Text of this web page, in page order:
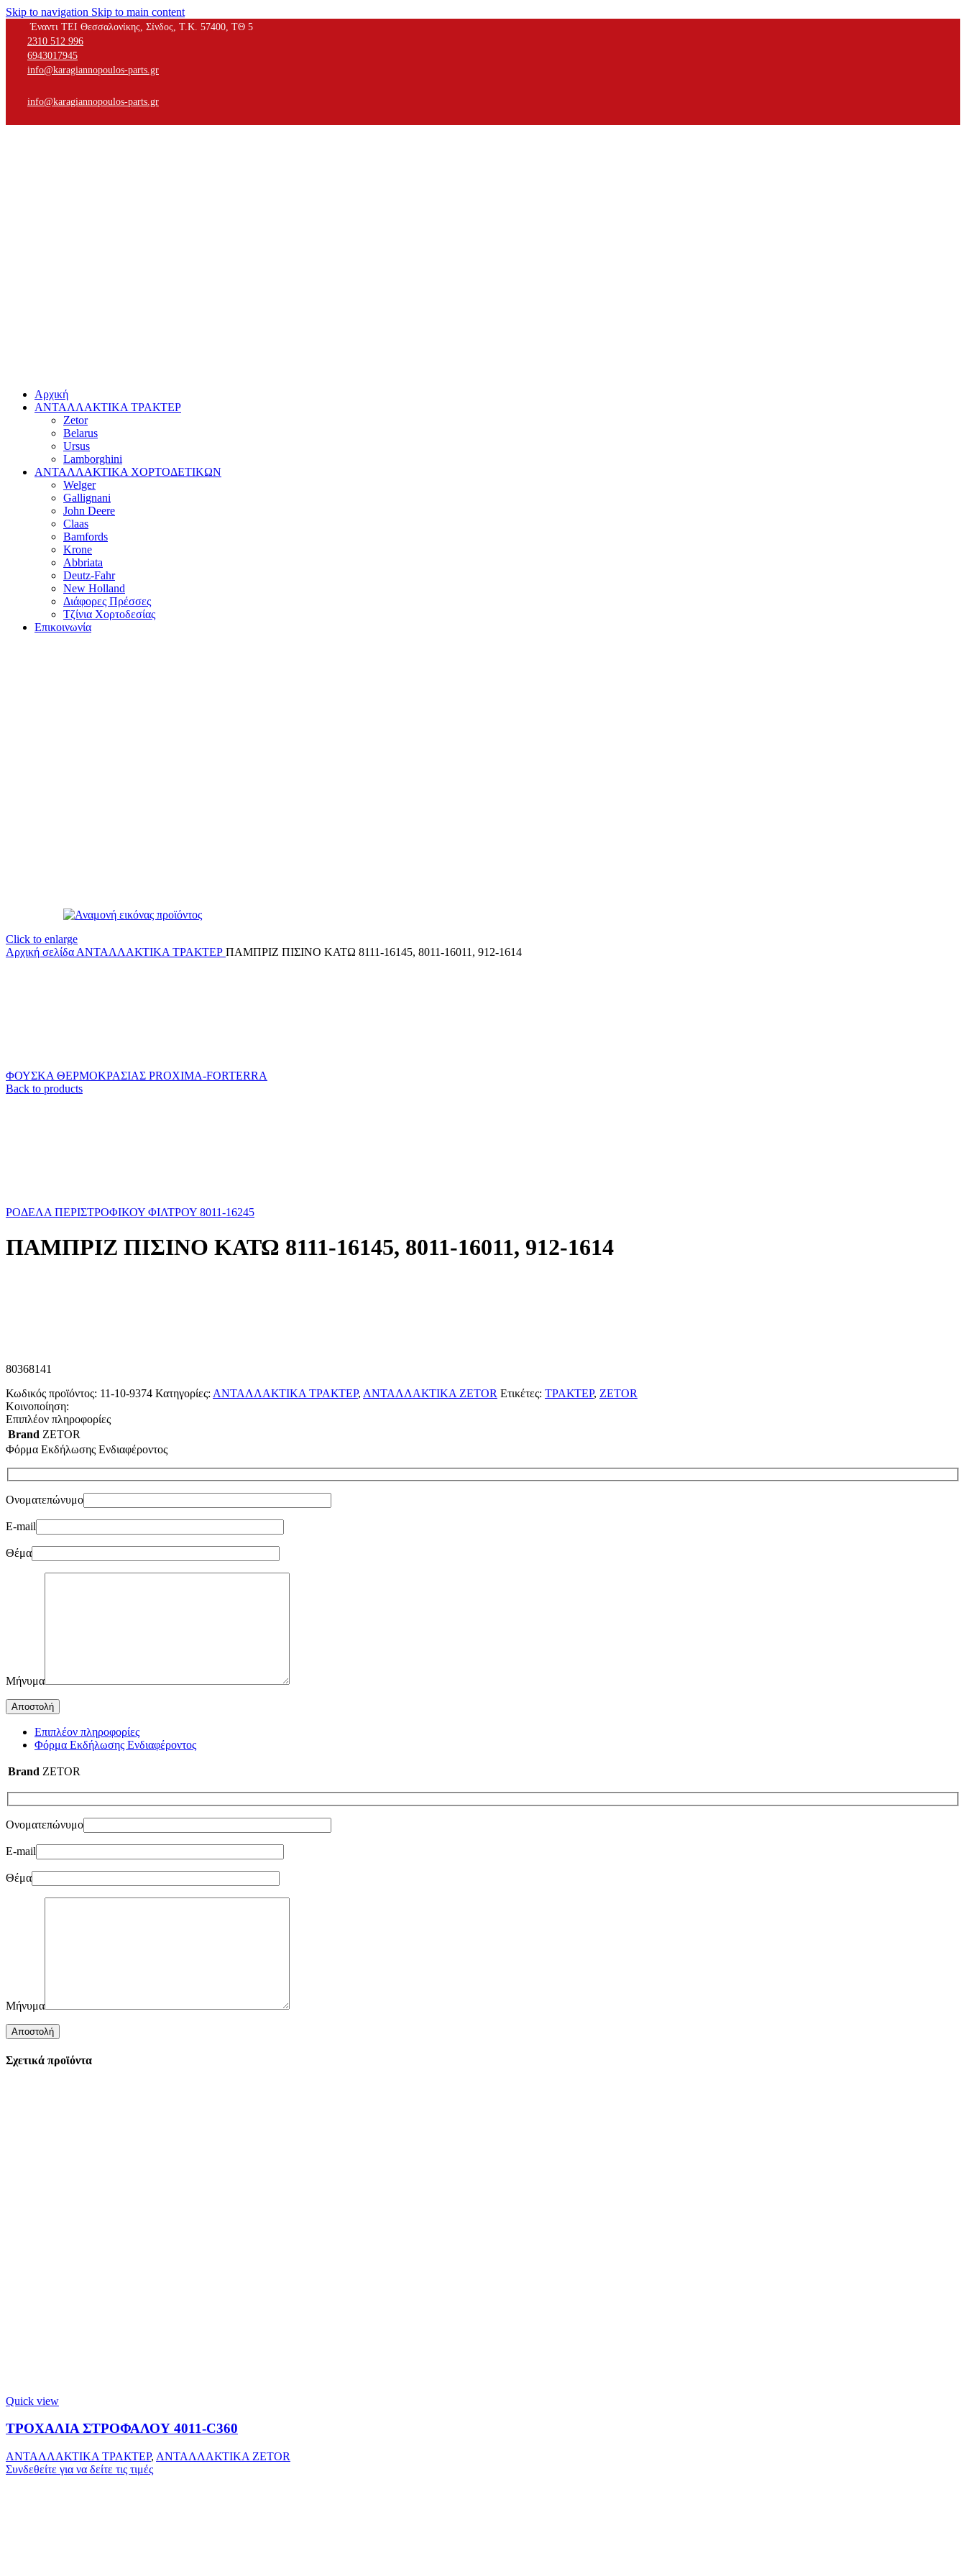
Skip to navigation Skip to main content
Έναντι ΤΕΙ Θεσσαλονίκης, Σίνδος, Τ.Κ. 57400, ΤΘ 5
2310 512 996
6943017945
info@karagiannopoulos-parts.gr
info@karagiannopoulos-parts.gr
Αρχική
ΑΝΤΑΛΛΑΚΤΙΚΑ ΤΡΑΚΤΕΡ
Zetor
Belarus
Ursus
Lamborghini
ΑΝΤΑΛΛΑΚΤΙΚΑ ΧΟΡΤΟΔΕΤΙΚΩΝ
Welger
Gallignani
John Deere
Claas
Bamfords
Krone
Abbriata
Deutz-Fahr
New Holland
Διάφορες Πρέσσες
Τζίνια Χορτοδεσίας
Επικοινωνία
Click to enlarge
Αρχική σελίδα ΑΝΤΑΛΛΑΚΤΙΚΑ ΤΡΑΚΤΕΡ ΠΑΜΠΡΙΖ ΠΙΣΙΝΟ ΚΑΤΩ 8111-16145, 8011-16011, 912-1614
ΦΟΥΣΚΑ ΘΕΡΜΟΚΡΑΣΙΑΣ PROXIMA-FORTERRA
Back to products
ΡΟΔΕΛΑ ΠΕΡΙΣΤΡΟΦΙΚΟΥ ΦΙΛΤΡΟΥ 8011-16245
ΠΑΜΠΡΙΖ ΠΙΣΙΝΟ ΚΑΤΩ 8111-16145, 8011-16011, 912-1614
80368141
Κωδικός προϊόντος: 11-10-9374 Κατηγορίες: ΑΝΤΑΛΛΑΚΤΙΚΑ ΤΡΑΚΤΕΡ, ΑΝΤΑΛΛΑΚΤΙΚΑ ZETOR Ετικέτες: ΤΡΑΚΤΕΡ, ZETOR
Κοινοποίηση:
Επιπλέον πληροφορίες
Brand ZETOR
Φόρμα Εκδήλωσης Ενδιαφέροντος
Ονοματεπώνυμο
E-mail
Θέμα
Μήνυμα
Επιπλέον πληροφορίες
Φόρμα Εκδήλωσης Ενδιαφέροντος
Brand ZETOR
Ονοματεπώνυμο
E-mail
Θέμα
Μήνυμα
Σχετικά προϊόντα
Quick view
ΤΡΟΧΑΛΙΑ ΣΤΡΟΦΑΛΟΥ 4011-C360
ΑΝΤΑΛΛΑΚΤΙΚΑ ΤΡΑΚΤΕΡ, ΑΝΤΑΛΛΑΚΤΙΚΑ ZETOR
Συνδεθείτε για να δείτε τις τιμές